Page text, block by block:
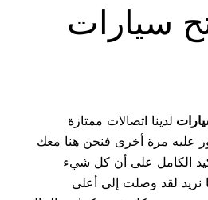
سيارات
لدينا اتصالات ممتازة
عليه مرة أخرى فنحن هنا معك
الكامل على أن كل شيء
لقد وصلت إلى أعلى